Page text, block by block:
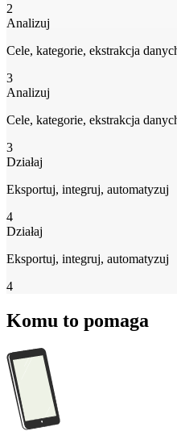
2
Analizuj
Cele, kategorie, ekstrakcja
3
Analizuj
Cele, kategorie, ekstrakcja
3
Działaj
Eksportuj, integruj, automatyzuj
4
Działaj
Eksportuj, integruj, automatyzuj
4
Komu to pomaga